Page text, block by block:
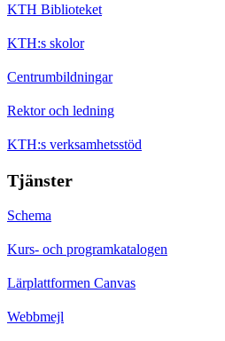
KTH Biblioteket
KTH:s skolor
Centrumbildningar
Rektor och ledning
KTH:s verksamhetsstöd
Tjänster
Schema
Kurs- och programkatalogen
Lärplattformen Canvas
Webbmejl